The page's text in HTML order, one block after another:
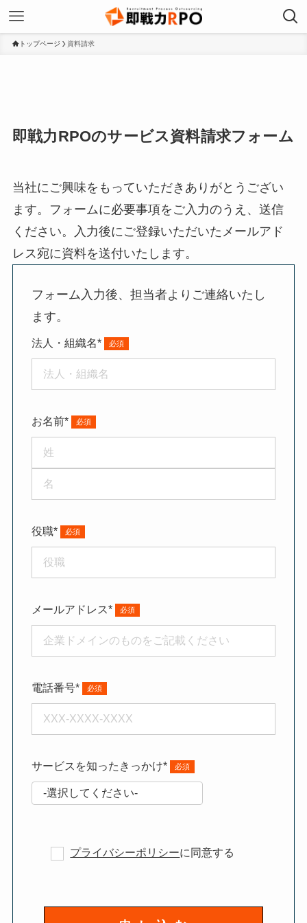
トップページ 資料請求
即戦力RPOのサービス資料請求フォーム
当社にご興味をもっていただきありがとうござい
ます。フォームに必要事項をご入力のうえ、送信
ください。入力後にご登録いただいたメールアド
レス宛に資料を送付いたします。
フォーム入力後、担当者よりご連絡いたし
ます。
法人・組織名*
お名前*
役職*
メールアドレス*
電話番号*
サービスを知ったきっかけ*
プライバシーポリシーに同意する